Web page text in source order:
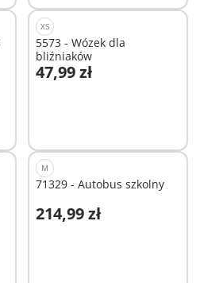
XS
5573 - Wózek dla
bliźniaków
47,99 zł
Dodaj do koszyka
M
71329 - Autobus szkolny
214,99 zł
Dodaj do koszyka